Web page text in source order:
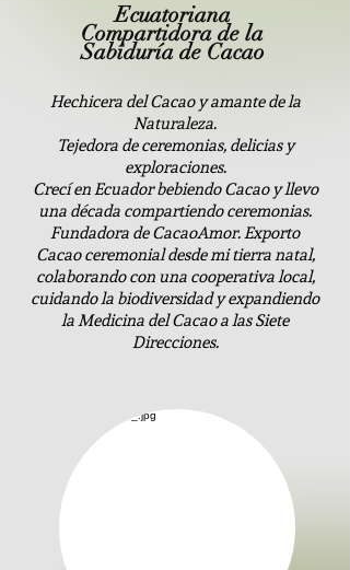
Ecuatoriana
Compartidora de la
Sabiduría de Cacao
Hechicera del Cacao y amante de la
Naturaleza.
Tejedora de ceremonias, delicias y
exploraciones.
Crecí en Ecuador bebiendo Cacao y llevo
una década compartiendo ceremonias.
Fundadora de CacaoAmor. Exporto
Cacao ceremonial desde mi tierra natal,
colaborando con una cooperativa local,
cuidando la biodiversidad y expandiendo
la Medicina del Cacao a las Siete
Direcciones.